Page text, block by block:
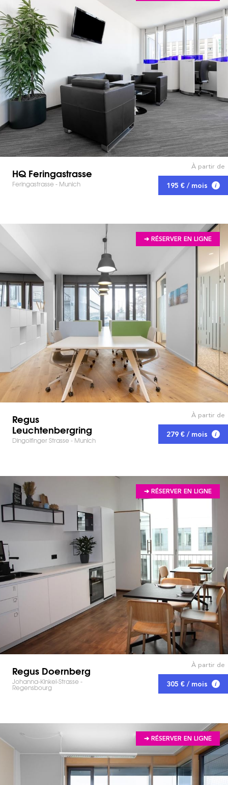
HQ Feringastrasse
Feringastrasse - Munich
À partir de
195 € / mois
➔ RÉSERVER EN LIGNE
Regus
Leuchtenbergring
Dingolfinger Strasse - Munich
À partir de
279 € / mois
➔ RÉSERVER EN LIGNE
Regus Doernberg
Johanna-Kinkel-Strasse -
Regensbourg
À partir de
305 € / mois
➔ RÉSERVER EN LIGNE